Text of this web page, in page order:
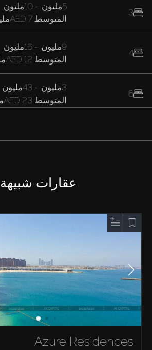
3
4
6
5مليون -
المتوسط
9مليون -
المتوسط
3مليون -
المتوسط
المتوسطAED 29مليون
عقارات شبيهة
Azure Residences